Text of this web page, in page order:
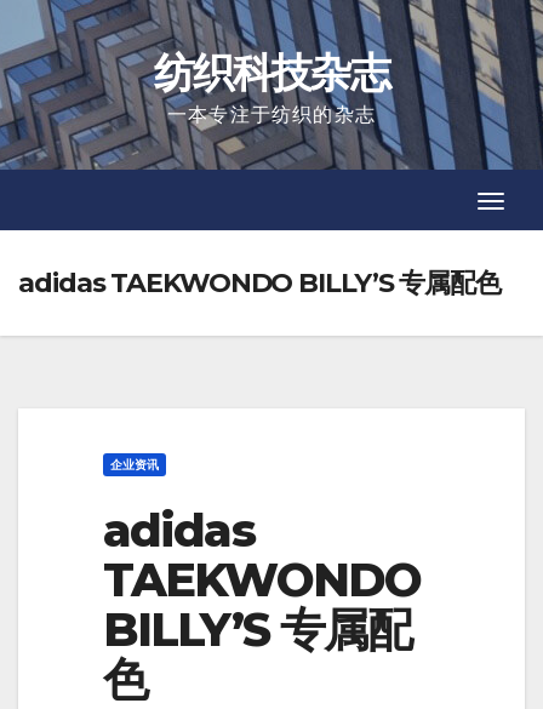
to
content
纺织科技杂志
一本专注于纺织的杂志
adidas TAEKWONDO BILLY’S 专属配色
企业资讯
adidas
TAEKWONDO
BILLY’S 专属配
色